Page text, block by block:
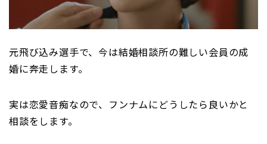
元飛び込み選手で、今は結婚相談所の難しい会員の成
婚に奔走します。
実は恋愛音痴なので、フンナムにどうしたら良いかと
相談をします。